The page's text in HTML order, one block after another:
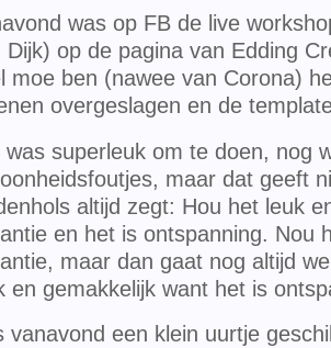
was op FB de live
Dijk) op de pagina van Edding
moe ben (nawee van Corona)
overgeslagen en de
was superleuk om te doen, nog
maar dat geeft
altijd zegt: Hou het leuk
en het is ontspanning. Nou
maar dan gaat nog altijd
en gemakkelijk want het is
vanavond een klein uurtje